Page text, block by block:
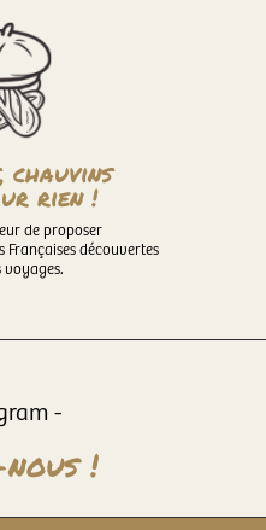
chauvins
rien !
de proposer
découvertes
voyages.
-
!